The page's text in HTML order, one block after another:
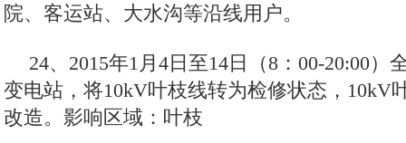
院、客运站、大水沟等沿线用户。
24、2015年1月4日至14日（8：00-20:00）
变电站，将10kV叶枝线转为检修状态，10kV
改造。影响区域：叶枝